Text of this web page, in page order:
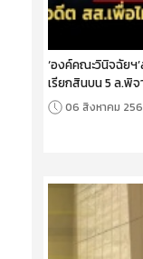
‘องค์คณะวินิจฉัยฯ
เรียกสินบน 5 ล.พิ
06 สิงหาคม